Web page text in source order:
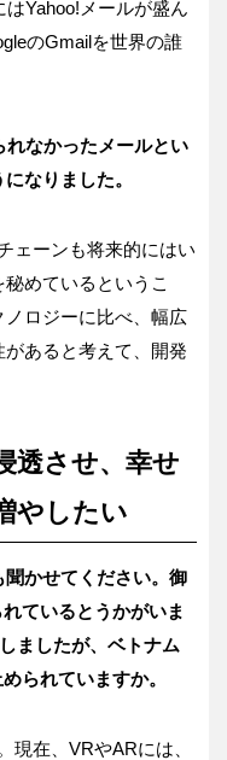
Yahoo!メールが盛ん
のGmailを世界の誰
れなかったメールとい
なりました。
ェーンも将来的にはい
めているというこ
ロジーに比べ、幅広
あると考えて、開発
透させ、幸せ
やしたい
かせてください。御
ているとうかがいま
ましたが、ベトナム
られていますか。
現在、VRやARには、